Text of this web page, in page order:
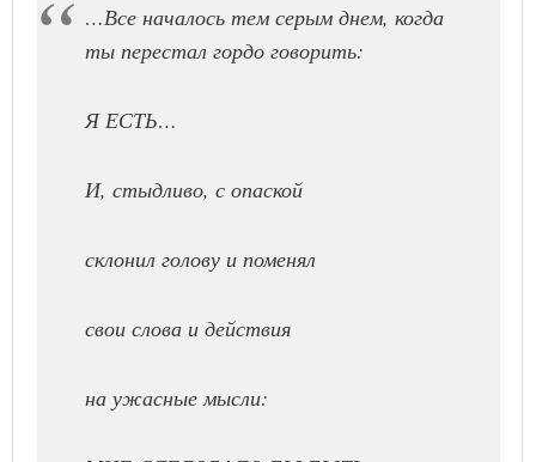
…Все началось тем серым днем, когда
ты перестал гордо говорить:
Я ЕСТЬ…
И, стыдливо, с опаской
склонил голову и поменял
свои слова и действия
на ужасные мысли: